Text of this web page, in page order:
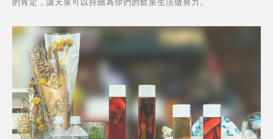
的肯定，讓天泉可以持續為你們的飲泉生活做努力。